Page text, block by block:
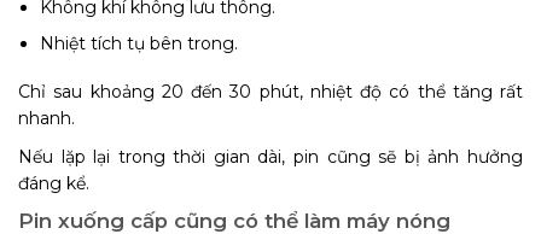
Không khí không lưu thông.
Nhiệt tích tụ bên trong.
Chỉ sau khoảng 20 đến 30 phút, nhiệt độ có thể tăng rất
nhanh.
Nếu lặp lại trong thời gian dài, pin cũng sẽ bị ảnh hưởng
đáng kể.
Pin xuống cấp cũng có thể làm máy nóng